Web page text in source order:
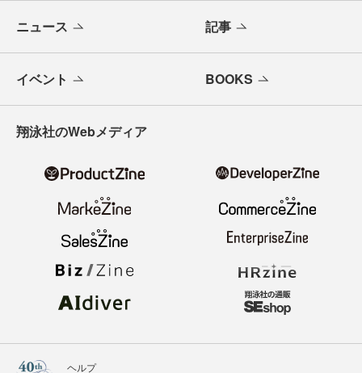
ニュース 記事
イベント BOOKS
翔泳社のWebメディア
ヘルプ